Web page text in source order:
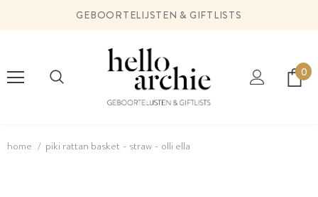
GEBOORTELIJSTEN & GIFTLISTS
0
home piki rattan basket - straw - olli ella